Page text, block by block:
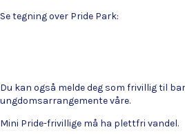
Se tegning over Pride Park:
Du kan også melde deg som frivillig til
ungdomsarrangemente våre.
Mini Pride-frivillige må ha plettfri vandel.